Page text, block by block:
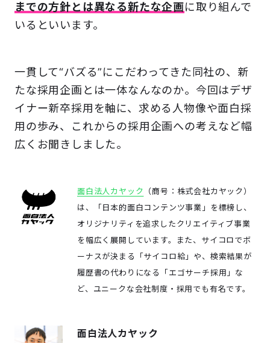
までの方針とは異なる新たな企画に取り組んで
いるといいます。
一貫して“バズる”にこだわってきた同社の、新
たな採用企画とは一体なんなのか。今回はデザ
イナー新卒採用を軸に、求める人物像や面白採
用の歩み、これからの採用企画への考えなど幅
広くお聞きしました。
面白法人カヤック （商号：株式会社カヤック）
は、「日本的面白コンテンツ事業」を標榜し、
オリジナリティを追求したクリエイティブ事業
を幅広く展開しています。また、サイコロでボ
ーナスが決まる「サイコロ給」や、検索結果が
履歴書の代わりになる「エゴサーチ採用」な
ど、ユニークな会社制度・採用でも有名です。
面白法人カヤック